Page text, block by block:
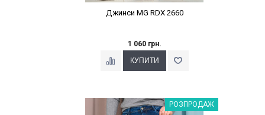
Джинси MG RDX 2660
1 060 грн.
Наклейки Варіант з %РОЗПРОДАЖ